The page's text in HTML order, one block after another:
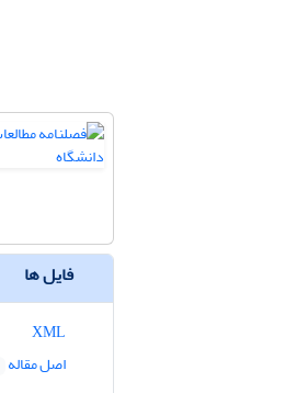
فایل ها
اصل مقاله